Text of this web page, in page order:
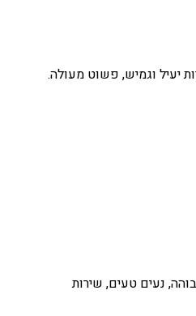
יעיל וגמיש, פשוט מעולה.
נעים טעים, שירות